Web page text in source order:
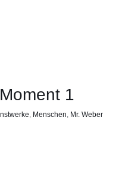
1
, Menschen, Mr. Weber